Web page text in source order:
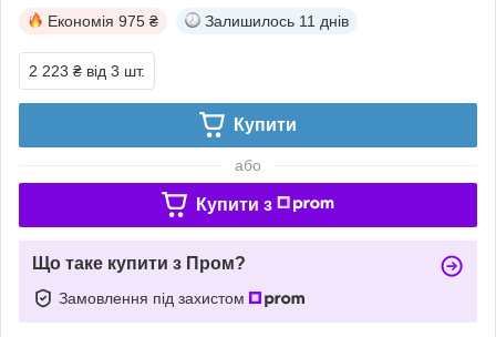
Економія 975 ₴ Залишилось 11 днів
2 223 ₴ від 3 шт.
Купити
або
Купити з
Що таке купити з Пром?
Замовлення під захистом